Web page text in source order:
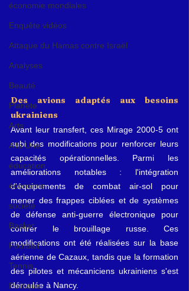
économie mondiales
Enquête vidéos
Attaque du Hamas contre Israël
Analyses
Beauté
Planète
Arts
A la Une
éducation
économie
société
Basket
Football
Tennis
Politique
Des avions adaptés aux besoins
ukrainiens
Avant leur transfert, ces Mirage 2000-5 ont
subi des modifications pour renforcer leurs
capacités opérationnelles. Parmi les
améliorations notables : l'intégration
d'équipements de combat air-sol pour
mener des frappes ciblées et de systèmes
de défense anti-guerre électronique pour
contrer le brouillage russe. Ces
modifications ont été réalisées sur la base
aérienne de Cazaux, tandis que la formation
des pilotes et mécaniciens ukrainiens s'est
déroulée à Nancy.